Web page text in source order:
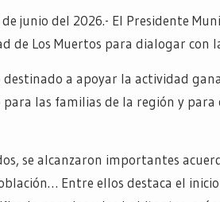
junio del 2026.- El Presidente
de Los Muertos para dialogar con
a apoyar la actividad
las familias de la región y para
se alcanzaron importantes
Entre ellos destaca el